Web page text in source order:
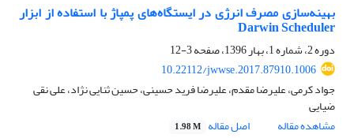
بهینه‌سازی مصرف انرژی در ایستگاه‌های پمپاژ با استفاده از ابزار
Darwin Scheduler
دوره 2، شماره 1، بهار 1396، صفحه
3-12
10.22112/jwwse.2017.87910.1006
جواد کرمی، علیرضا مقدم، علیرضا فرید حسینی، حسین ثنایی نژاد، علی نقی
ضیایی
مشاهده مقاله
اصل مقاله 1.98 M